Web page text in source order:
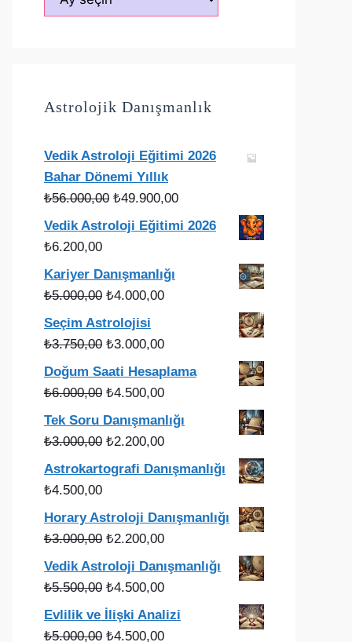
Astrolojik Danışmanlık
Vedik Astroloji Eğitimi 2026
Bahar Dönemi Yıllık
₺56.000,00 Orijinal
fiyat:
₺49.900,00Şu
andaki
₺49.900,00.
Vedik Astroloji Eğitimi 2026
₺6.200,00
Kariyer Danışmanlığı
₺5.000,00 Orijinal
fiyat:
₺5.000,00.
₺4.000,00Şu
fiyat:
Seçim Astrolojisi
₺3.750,00 Orijinal
fiyat:
₺3.750,00.
₺3.000,00Şu
andaki
fiyat:
Doğum Saati Hesaplama
₺6.000,00 Orijinal
fiyat:
₺6.000,00.
₺4.500,00Şu
andaki
fiyat:
Tek Soru Danışmanlığı
₺3.000,00 Orijinal
fiyat:
₺2.200,00Şu
Astrokartografi Danışmanlığı
₺4.500,00
Horary Astroloji Danışmanlığı
₺3.000,00 Orijinal
fiyat:
₺3.000,00.
₺2.200,00Şu
fiyat:
Vedik Astroloji Danışmanlığı
₺5.500,00 Orijinal
fiyat:
₺5.500,00.
₺4.500,00Şu
andaki
fiyat:
Evlilik ve İlişki Analizi
₺5.000,00 Orijinal
₺4.500,00Şu